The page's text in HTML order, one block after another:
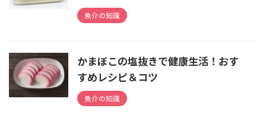
魚介の知識
かまぼこの塩抜きで健康生活！おす
すめレシピ＆コツ
魚介の知識